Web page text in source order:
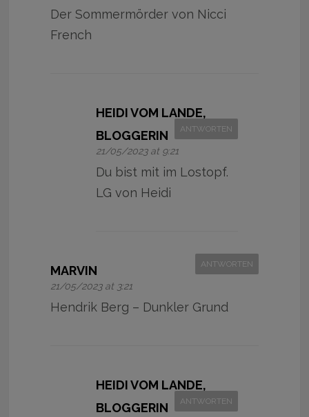
Der Sommermörder von Nicci
French
HEIDI VOM LANDE,
BLOGGERIN
21/05/2023 at 9:21
ANTWORTEN
Du bist mit im Lostopf.
LG von Heidi
MARVIN
21/05/2023 at 3:21
ANTWORTEN
Hendrik Berg – Dunkler Grund
HEIDI VOM LANDE,
BLOGGERIN
ANTWORTEN